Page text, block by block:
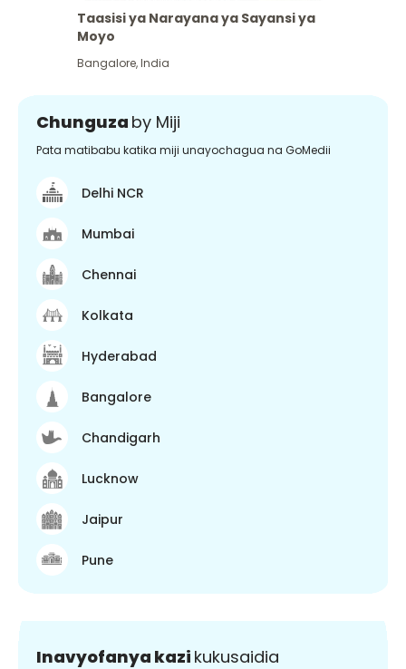
Taasisi ya Narayana ya Sayansi ya
Moyo
Bangalore,India
Chunguza by Miji
Pata matibabu katika miji unayochagua na GoMedii
Delhi NCR
Mumbai
Chennai
Kolkata
Hyderabad
Bangalore
Chandigarh
Lucknow
Jaipur
Pune
Inavyofanya kazi kukusaidia